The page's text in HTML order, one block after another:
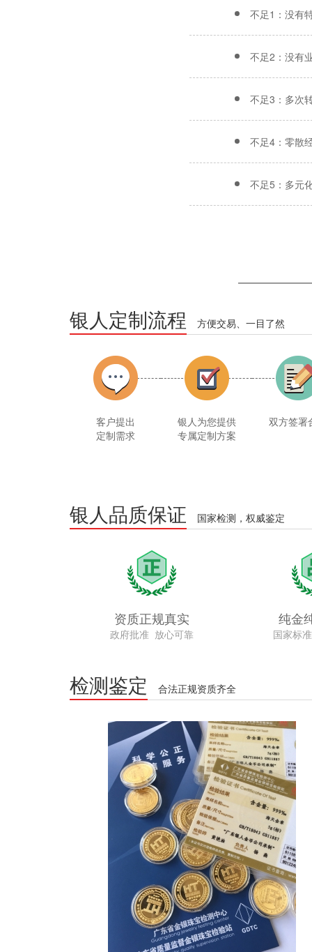
不足1：没有
不足2：没有
不足3：多次
不足4：零散
不足5：多元
银人定制流程 方便交易、一目了然
客户提出
定制需求
银人为您提供
专属定制方案
双方签署
银人品质保证 国家检测，权威鉴定
资质正规真实
政府批准 放心可靠
纯金
国家标
检测鉴定 合法正规资质齐全